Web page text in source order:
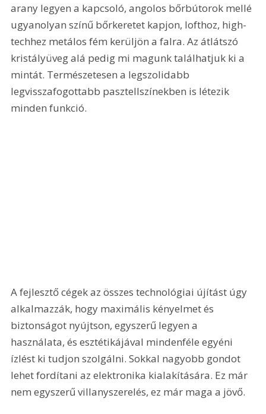
arany legyen a kapcsoló, angolos bőrbútorok mellé
ugyanolyan színű bőrkeretet kapjon, lofthoz, high-
techhez metálos fém kerüljön a falra. Az átlátszó
kristályüveg alá pedig mi magunk találhatjuk ki a
mintát. Természetesen a legszolidabb
legvisszafogottabb pasztellszínekben is létezik
minden funkció.
A fejlesztő cégek az összes technológiai újítást úgy
alkalmazzák, hogy maximális kényelmet és
biztonságot nyújtson, egyszerű legyen a
használata, és esztétikájával mindenféle egyéni
ízlést ki tudjon szolgálni. Sokkal nagyobb gondot
lehet fordítani az elektronika kialakítására. Ez már
nem egyszerű villanyszerelés, ez már maga a jövő.